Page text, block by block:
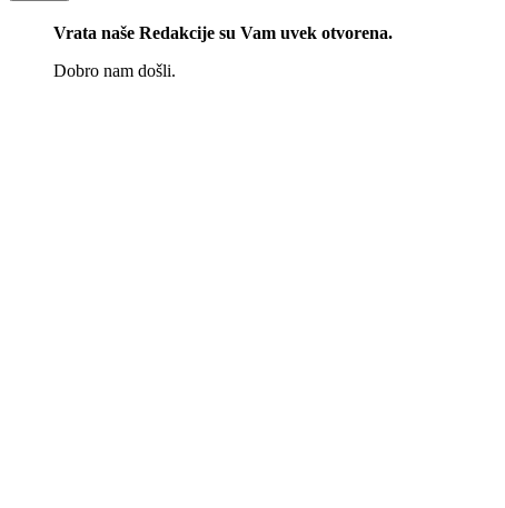
Vrata naše Redakcije su Vam uvek otvorena.
Dobro nam došli.